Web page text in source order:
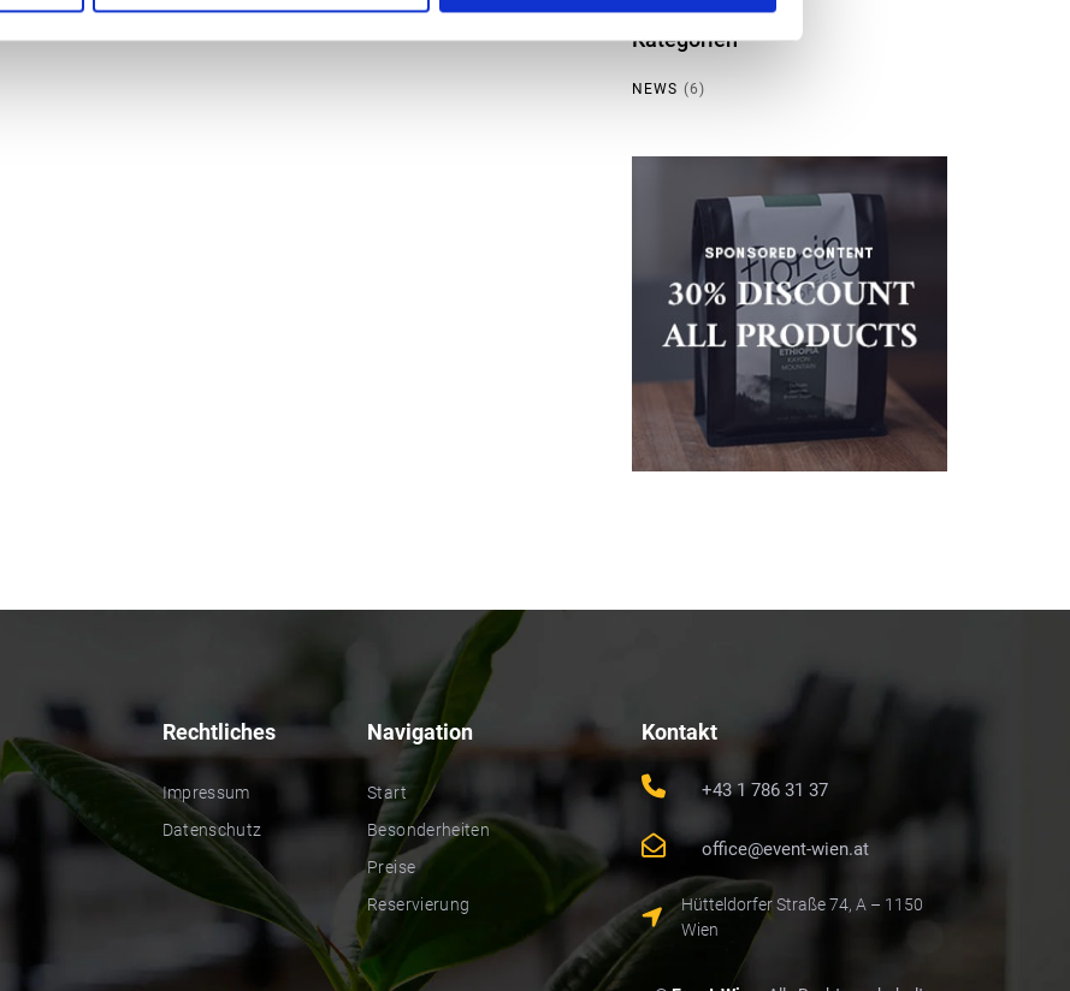
Kategorien
NEWS (6)
Rechtliches
Impressum
Datenschutz
Navigation
Start
Besonderheiten
Preise
Reservierung
Kontakt
+43 1 786 31 37
office@event-wien.at
Hütteldorfer Straße 74, A – 1150
Wien